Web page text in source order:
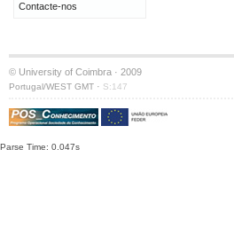
Contacte-nos
© University of Coimbra · 2009
Portugal/WEST GMT · S:147
Parse Time: 0.047s